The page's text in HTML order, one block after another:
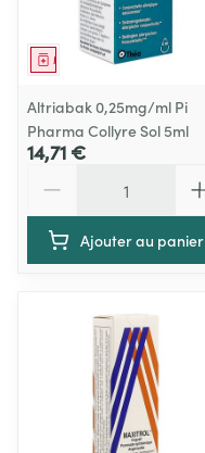
Médicament
Altriabak 0,25mg/ml Pi
Pharma Collyre Sol 5ml
14,71 €
Ajouter au panier